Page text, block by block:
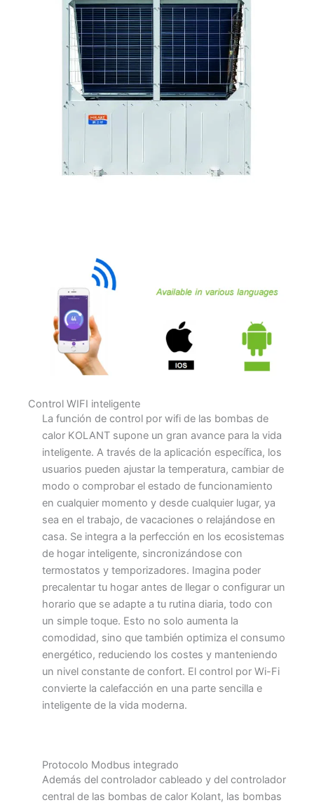
Control WIFI inteligente
La función de control por wifi de las bombas de
calor KOLANT supone un gran avance para la vida
inteligente. A través de la aplicación específica, los
usuarios pueden ajustar la temperatura, cambiar de
modo o comprobar el estado de funcionamiento
en cualquier momento y desde cualquier lugar, ya
sea en el trabajo, de vacaciones o relajándose en
casa. Se integra a la perfección en los ecosistemas
de hogar inteligente, sincronizándose con
termostatos y temporizadores. Imagina poder
precalentar tu hogar antes de llegar o configurar un
horario que se adapte a tu rutina diaria, todo con
un simple toque. Esto no solo aumenta la
comodidad, sino que también optimiza el consumo
energético, reduciendo los costes y manteniendo
un nivel constante de confort. El control por Wi-Fi
convierte la calefacción en una parte sencilla e
inteligente de la vida moderna.
Protocolo Modbus integrado
Además del controlador cableado y del controlador
central de las bombas de calor Kolant, las bombas